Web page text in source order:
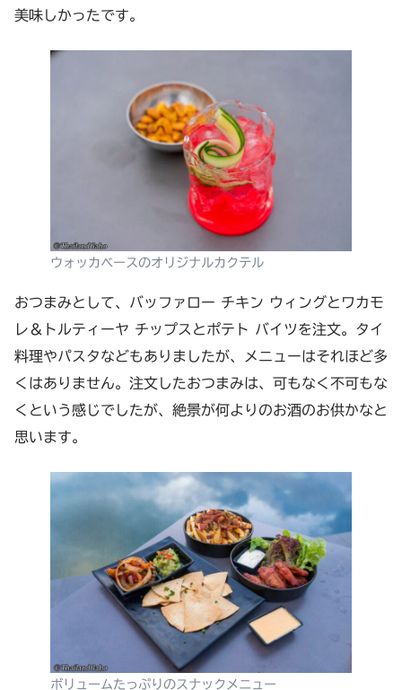
美味しかったです。
ウォッカベースのオリジナルカクテル
おつまみとして、バッファロー チキン ウィングとワカモ
レ＆トルティーヤ チップスとポテト バイツを注文。タイ
料理やパスタなどもありましたが、メニューはそれほど多
くはありません。注文したおつまみは、可もなく不可もな
くという感じでしたが、絶景が何よりのお酒のお供かなと
思います。
ボリュームたっぷりのスナックメニュー